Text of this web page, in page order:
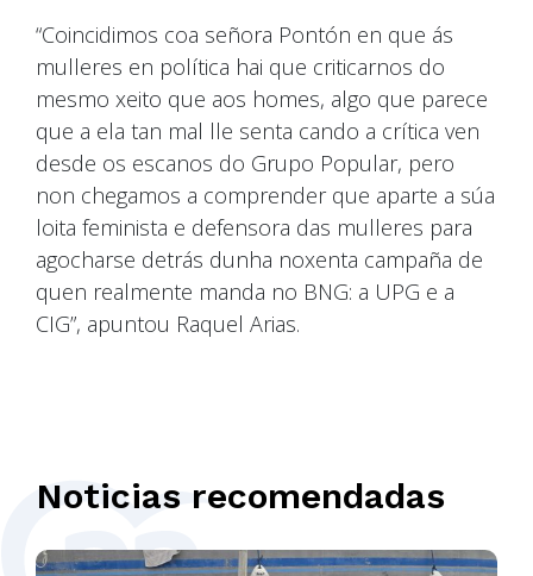
“Coincidimos coa señora Pontón en que ás
mulleres en política hai que criticarnos do
mesmo xeito que aos homes, algo que parece
que a ela tan mal lle senta cando a crítica ven
desde os escanos do Grupo Popular, pero
non chegamos a comprender que aparte a súa
loita feminista e defensora das mulleres para
agocharse detrás dunha noxenta campaña de
quen realmente manda no BNG: a UPG e a
CIG”, apuntou Raquel Arias.
Noticias recomendadas